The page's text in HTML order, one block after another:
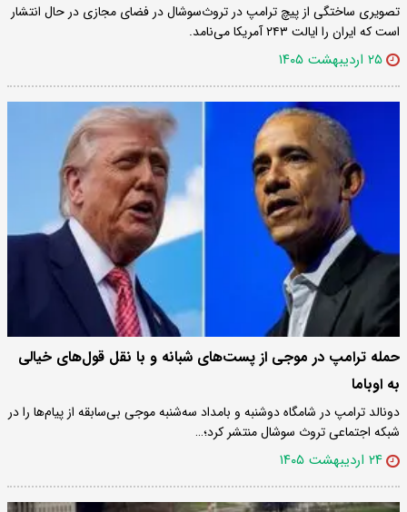
تصویری ساختگی از پیچ ترامپ در تروث‌سوشال در فضای مجازی در حال انتشار
است که ایران را ایالت ۲۴۳ آمریکا می‌نامد.
۲۵ اردیبهشت ۱۴۰۵
حمله ترامپ در موجی از پست‌های شبانه و با نقل قول‌های خیالی
به اوباما
دونالد ترامپ در شامگاه دوشنبه و بامداد سه‌شنبه موجی بی‌سابقه از پیام‌ها را در
شبکه اجتماعی تروث سوشال منتشر کرد؛…
۲۴ اردیبهشت ۱۴۰۵